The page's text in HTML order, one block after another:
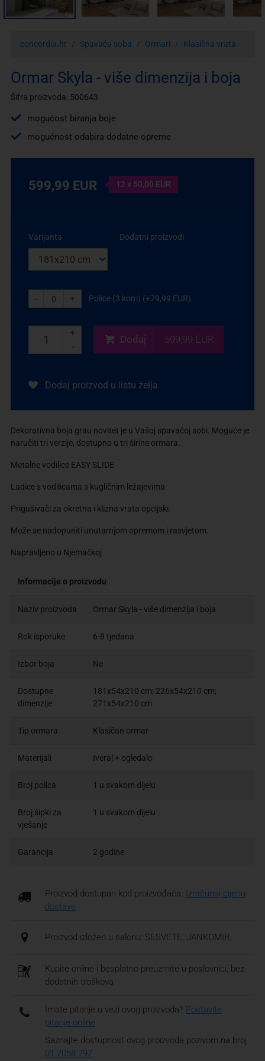
concordia.hr Spavaća soba Ormari Klasična vrata
Ormar Skyla - više dimenzija i boja
Šifra proizvoda: 500643
mogućost biranja boje
mogućnost odabira dodatne opreme
599,99 EUR 12 x 50,00 EUR
Varijanta Dodatni proizvodi
- + Police (3 kom) (+79,99 EUR)
+
-
Dodaj 599,99 EUR
Dodaj proizvod u listu želja
Dekorativna boja grau novitet je u Vašoj spavaćoj sobi. Moguće je
naručiti tri verzije, dostupno u tri širine ormara.
Metalne vodilice EASY SLIDE
Ladice s vodilicama s kugličnim ležajevima
Prigušivači za okretna i klizna vrata opcijski.
Može se nadopuniti unutarnjom opremom i rasvjetom.
Napravljeno u Njemačkoj
Informacije o proizvodu
Naziv proizvoda Ormar Skyla - više dimenzija i boja
Rok isporuke 6-8 tjedana
Izbor boja Ne
Dostupne
dimenzije
181x54x210 cm; 226x54x210 cm;
271x54x210 cm
Tip ormara Klasičan ormar
Materijali Iveral + ogledalo
Broj polica 1 u svakom dijelu
Broj šipki za
vješanje
1 u svakom dijelu
Garancija 2 godine
Proizvod dostupan kod proizvođača.
Izračunaj cijenu
dostave
Proizvod izložen u salonu: SESVETE; JANKOMIR;
Kupite online i besplatno preuzmite u poslovnici, bez
dodatnih troškova
Imate pitanje u vezi ovog proizvoda? Postavite
pitanje online
Saznajte dostupnost ovog proizvoda pozivom na broj
01 2058 797